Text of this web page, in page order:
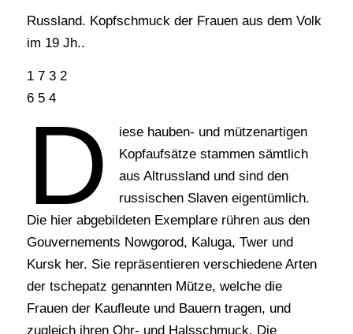
Russland. Kopfschmuck der Frauen aus dem Volk
im 19 Jh..
1 7 3 2
6 5 4
D
iese hauben- und mützenartigen
Kopfaufsätze stammen sämtlich
aus Altrussland und sind den
russischen Slaven eigentümlich.
Die hier abgebildeten Exemplare rühren aus den
Gouvernements Nowgorod, Kaluga, Twer und
Kursk her. Sie repräsentieren verschiedene Arten
der tschepatz genannten Mütze, welche die
Frauen der Kaufleute und Bauern tragen, und
zugleich ihren Ohr- und Halsschmuck. Die